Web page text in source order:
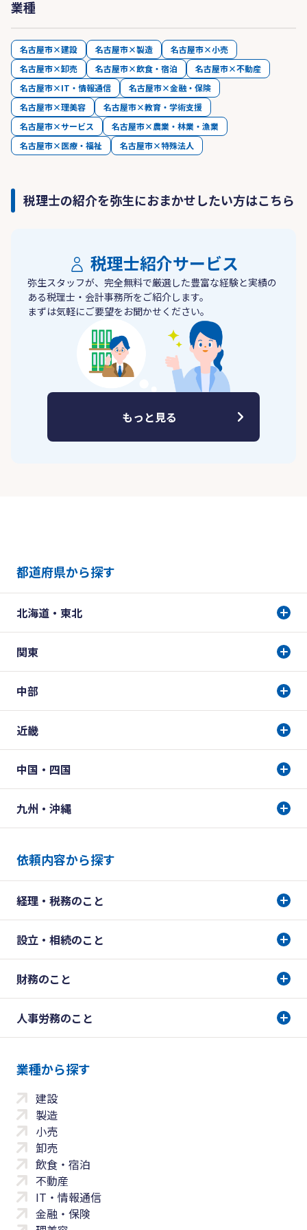
業種
名古屋市×建設 名古屋市×製造
名古屋市×小売
名古屋市×卸売
名古屋市×飲食・宿泊
名古屋市×不動産
名古屋市×IT・情報通信
名古屋市×金融・保険
名古屋市×理美容
名古屋市×教育・学術支援
名古屋市×サービス
名古屋市×農業・林業・漁業
名古屋市×医療・福祉
名古屋市×特殊法人
税理士の紹介を弥生におまかせしたい方はこちら
税理士紹介サービス
弥生スタッフが、完全無料で厳選した豊富な経験と実績の
ある税理士・会計事務所をご紹介します。
まずは気軽にご要望をお聞かせください。
もっと見る
都道府県から探す
北海道・東北
関東
中部
近畿
中国・四国
九州・沖縄
依頼内容から探す
経理・税務のこと
設立・相続のこと
財務のこと
人事労務のこと
業種から探す
建設
製造
小売
卸売
飲食・宿泊
不動産
IT・情報通信
金融・保険